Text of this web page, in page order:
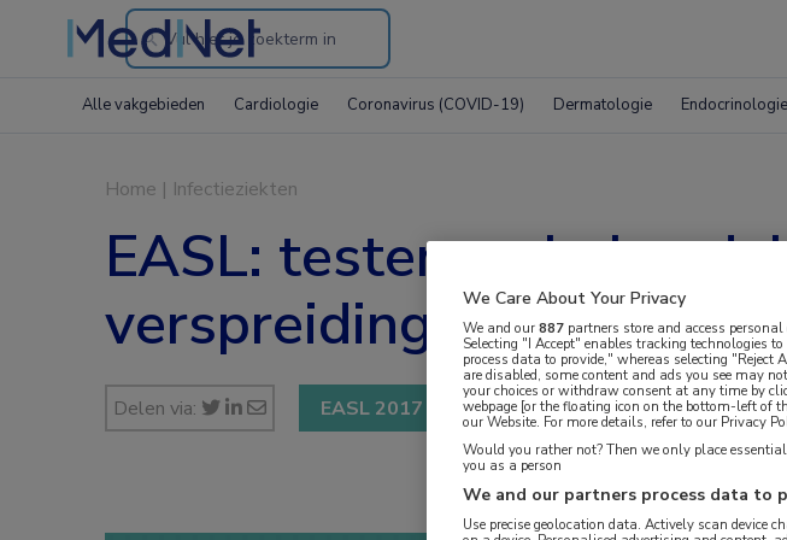
Search
the
Alle vakgebieden Cardiologie Coronavirus (COVID-19) Dermatologie Endocrinologie
Home | Infectieziekten
EASL: testen en
verspreiding van HCV
Delen via: EASL 2017
We Care About Your Privacy
We and our887 partners store and access
Selecting "I Accept" enables tracking technologies
process data to provide," whereas selecting
are disabled, some content and ads you see may
your choices or withdraw consent at any time by
webpage [or the floating icon on the bottom-left of
our Website. For more details, refer to our Privacy
Would you rather not? Then we only place
you as a person
We and our partners process data to
Use precise geolocation data. Actively scan device